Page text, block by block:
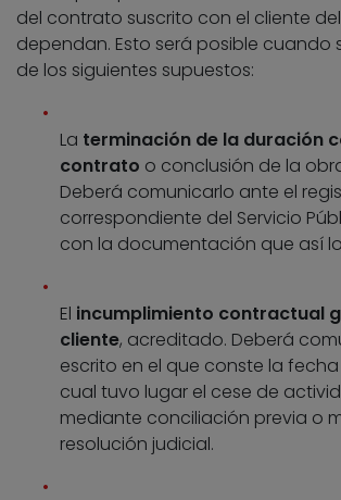
del contrato suscrito con el cliente
dependan. Esto será posible cuando
de los siguientes supuestos:
La terminación de la duración
contrato o conclusión de la
Deberá comunicarlo ante el
correspondiente del Servicio
con la documentación que así
El incumplimiento contractual
cliente, acreditado. Deberá
escrito en el que conste la
cual tuvo lugar el cese de
mediante conciliación previa o
resolución judicial.